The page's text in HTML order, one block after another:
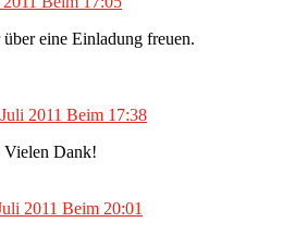
eine Einladung freuen.
2011 Beim 17:38
Dank!
2011 Beim 20:01